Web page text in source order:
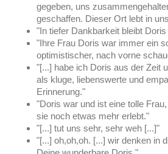
gegeben, uns
geschaffen. Dieser Ort lebt in
"In tiefer Dankbarkeit bleibt
"Ihre Frau Doris war immer ein
optimistischer, nach vorne
"[...] habe ich Doris aus der Zeit
als kluge, liebenswerte und
Erinnerung."
"Doris war und ist eine tolle
sie noch etwas mehr erlebt."
"[...] tut uns sehr, sehr weh [...]"
"[...] oh,oh,oh. [...] wir denken in